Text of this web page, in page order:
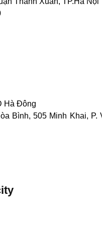
Hà Đông
Bình, 505 Minh Khai, P.